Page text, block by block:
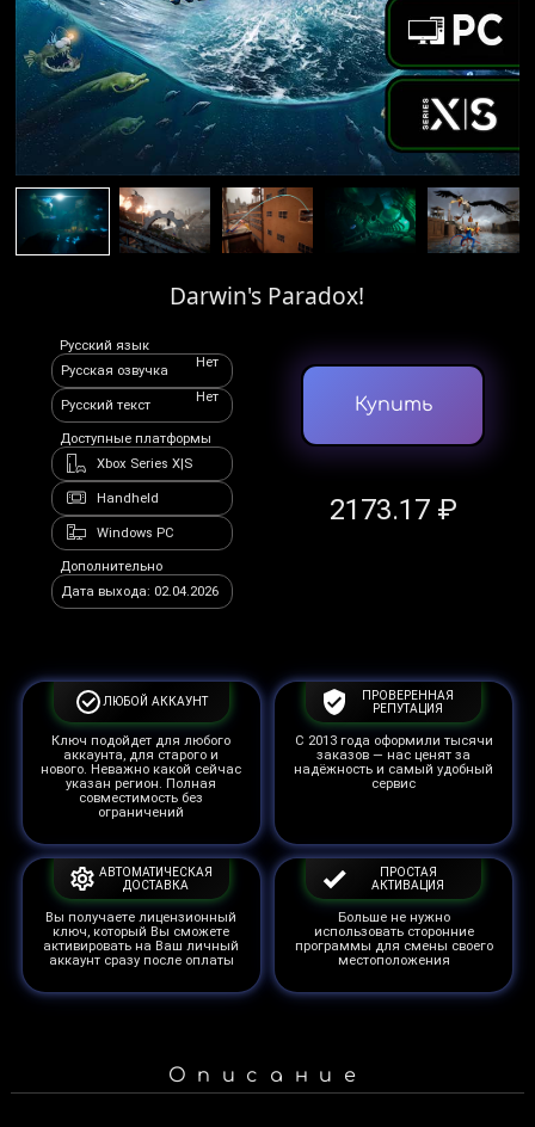
Darwin's Paradox!
Русский язык
Русская озвучка
Нет
Русский текст
Нет
Доступные платформы
Xbox Series X|S
Handheld
Windows PC
Дополнительно
Дата выхода: 02.04.2026
Купить
2173.17 ₽
ЛЮБОЙ АККАУНТ
Ключ подойдет для любого
аккаунта, для старого и
нового. Неважно какой сейчас
указан регион. Полная
совместимость без
ограничений
ПРОВЕРЕННАЯ
РЕПУТАЦИЯ
С 2013 года оформили тысячи
заказов — нас ценят за
надёжность и самый удобный
сервис
АВТОМАТИЧЕСКАЯ
ДОСТАВКА
Вы получаете лицензионный
ключ, который Вы сможете
активировать на Ваш личный
аккаунт сразу после оплаты
ПРОСТАЯ
АКТИВАЦИЯ
Больше не нужно
использовать сторонние
программы для смены своего
местоположения
Описание